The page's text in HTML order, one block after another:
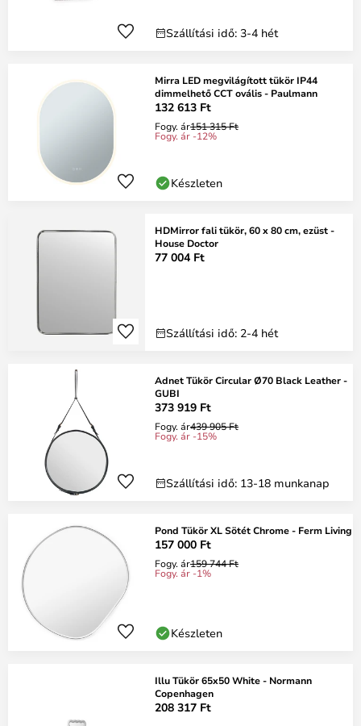
Szállítási idő: 3-4 hét
Mirra LED megvilágított tükör IP44
dimmelhető CCT ovális - Paulmann
132 613 Ft
Fogy. ár151 315 Ft
Fogy. ár -12%
Készleten
HDMirror fali tükör, 60 x 80 cm, ezüst -
House Doctor
77 004 Ft
Szállítási idő: 2-4 hét
Adnet Tükör Circular Ø70 Black Leather -
GUBI
373 919 Ft
Fogy. ár439 905 Ft
Fogy. ár -15%
Szállítási idő: 13-18 munkanap
Pond Tükör XL Sötét Chrome - Ferm Living
157 000 Ft
Fogy. ár159 744 Ft
Fogy. ár -1%
Készleten
Illu Tükör 65x50 White - Normann
Copenhagen
208 317 Ft